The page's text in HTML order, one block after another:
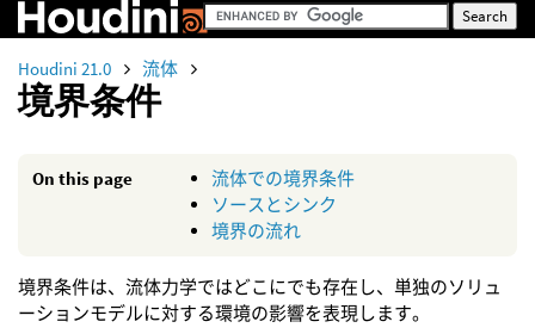
Houdini 21.0 流体
境界条件
On this page
流体での境界条件
ソースとシンク
境界の流れ
境界条件は、流体力学ではどこにでも存在し、単独のソリュ
ーションモデルに対する環境の影響を表現します。